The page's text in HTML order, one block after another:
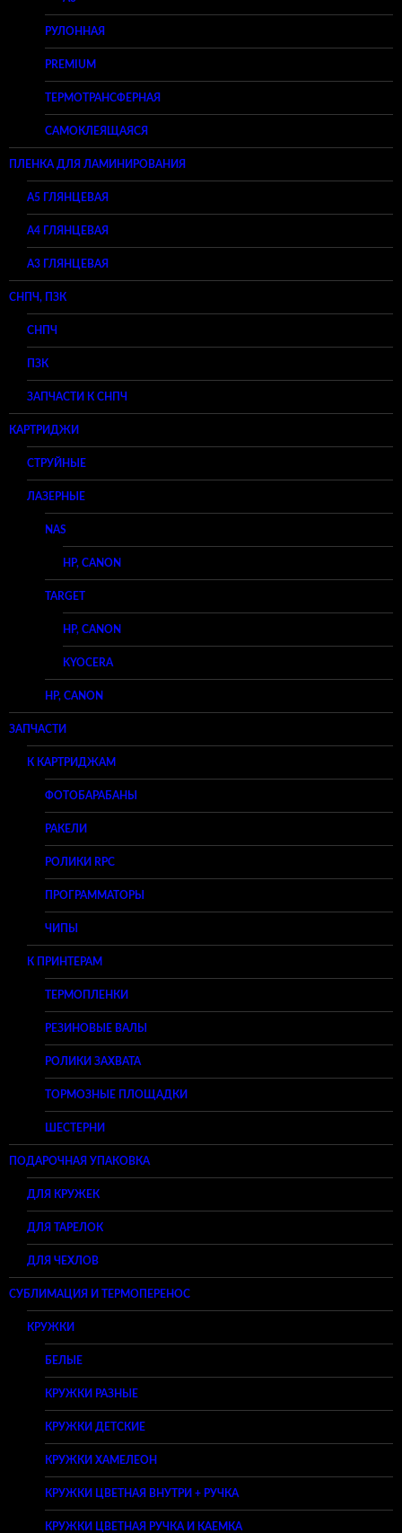
РУЛОННАЯ
PREMIUM
ТЕРМОТРАНСФЕРНАЯ
САМОКЛЕЯЩАЯСЯ
ПЛЕНКА ДЛЯ ЛАМИНИРОВАНИЯ
A5 ГЛЯНЦЕВАЯ
А4 ГЛЯНЦЕВАЯ
A3 ГЛЯНЦЕВАЯ
СНПЧ, ПЗК
СНПЧ
ПЗК
ЗАПЧАСТИ К СНПЧ
КАРТРИДЖИ
СТРУЙНЫЕ
ЛАЗЕРНЫЕ
NAS
HP, CANON
TARGET
HP, CANON
KYOCERA
HP, CANON
ЗАПЧАСТИ
К КАРТРИДЖАМ
ФОТОБАРАБАНЫ
РАКЕЛИ
РОЛИКИ RPC
ПРОГРАММАТОРЫ
ЧИПЫ
К ПРИНТЕРАМ
ТЕРМОПЛЕНКИ
РЕЗИНОВЫЕ ВАЛЫ
РОЛИКИ ЗАХВАТА
ТОРМОЗНЫЕ ПЛОЩАДКИ
ШЕСТЕРНИ
ПОДАРОЧНАЯ УПАКОВКА
ДЛЯ КРУЖЕК
ДЛЯ ТАРЕЛОК
ДЛЯ ЧЕХЛОВ
СУБЛИМАЦИЯ И ТЕРМОПЕРЕНОС
КРУЖКИ
БЕЛЫЕ
КРУЖКИ РАЗНЫЕ
КРУЖКИ ДЕТСКИЕ
КРУЖКИ ХАМЕЛЕОН
КРУЖКИ ЦВЕТНАЯ ВНУТРИ + РУЧКА
КРУЖКИ ЦВЕТНАЯ РУЧКА И КАЕМКА